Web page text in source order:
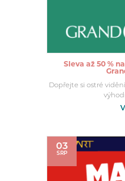
Sleva až 50 %
Dopřejte si ostré
03
SRP